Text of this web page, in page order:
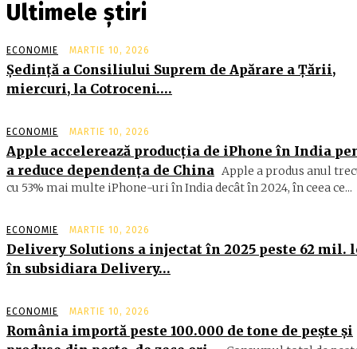
Ultimele știri
ECONOMIE MARTIE 10, 2026
Şedinţă a Consiliului Suprem de Apărare a Ţării,
miercuri, la Cotroceni….
ECONOMIE MARTIE 10, 2026
Apple accelerează producția de iPhone în India
a reduce dependența de China Apple a produs anul
cu 53% mai multe iPhone-uri în India decât în 2024, în ceea ce...
ECONOMIE MARTIE 10, 2026
Delivery Solutions a injectat în 2025 peste 62 mil.
în subsidiara Delivery…
ECONOMIE MARTIE 10, 2026
România importă peste 100.000 de tone de peşte şi